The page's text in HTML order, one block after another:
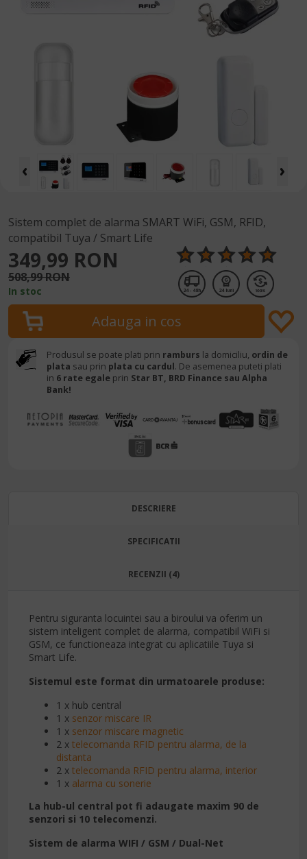
Sistem complet de alarma SMART WiFi, GSM, RFID,
compatibil Tuya / Smart Life
349,99 RON
508,99 RON
In stoc 24 - 48h 24 luni
Produsul se poate plati prin ramburs la domiciliu, ordin de
plata sau prin plata cu cardul. De asemenea puteti plati
in 6 rate egale prin Star BT, BRD Finance sau Alpha
Bank!
DESCRIERE
SPECIFICATII
RECENZII (4)
Pentru siguranta locuintei sau a biroului va oferim un
sistem inteligent complet de alarma, compatibil WiFi si
GSM, ce functioneaza integrat cu aplicatiile Tuya si
Smart Life.
Sistemul este format din urmatoarele produse:
1 x hub central
1 x senzor miscare IR
1 x senzor miscare magnetic
2 x telecomanda RFID pentru alarma, de la
distanta
2 x telecomanda RFID pentru alarma, interior
1 x alarma cu sonerie
La hub-ul central pot fi adaugate maxim 90 de
senzori si 10 telecomenzi.
Sistem de alarma WIFI / GSM / Dual-Net